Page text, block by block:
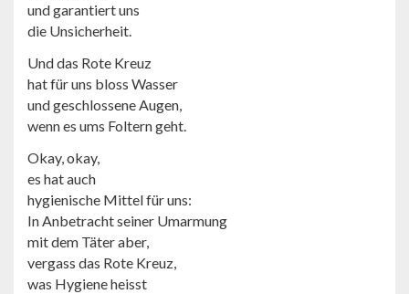
und garantiert uns
die Unsicherheit.
Und das Rote Kreuz
hat für uns bloss Wasser
und geschlossene Augen,
wenn es ums Foltern geht.
Okay, okay,
es hat auch
hygienische Mittel für uns:
In Anbetracht seiner Umarmung
mit dem Täter aber,
vergass das Rote Kreuz,
was Hygiene heisst